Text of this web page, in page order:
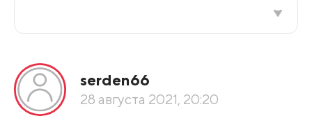
По рейтингу
serden66
28 августа 2021, 20:20